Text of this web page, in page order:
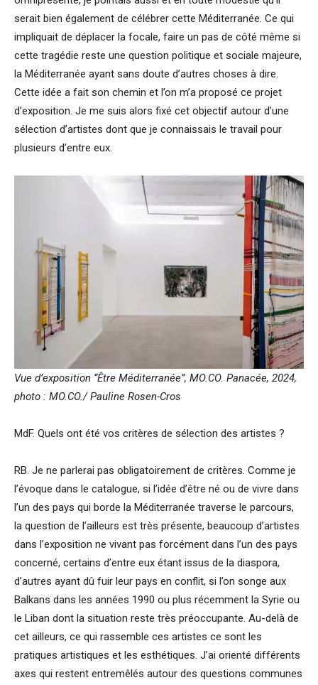
serait bien également de célébrer cette Méditerranée. Ce qui
impliquait de déplacer la focale, faire un pas de côté même si
cette tragédie reste une question politique et sociale majeure,
la Méditerranée ayant sans doute d’autres choses à dire.
Cette idée a fait son chemin et l’on m’a proposé ce projet
d’exposition. Je me suis alors fixé cet objectif autour d’une
sélection d’artistes dont que je connaissais le travail pour
plusieurs d’entre eux.
Vue d’exposition “Être Méditerranée”, MO.CO. Panacée, 2024,
photo : MO.CO./ Pauline Rosen-Cros
MdF. Quels ont été vos critères de sélection des artistes ?
RB. Je ne parlerai pas obligatoirement de critères. Comme je
l’évoque dans le catalogue, si l’idée d’être né ou de vivre dans
l’un des pays qui borde la Méditerranée traverse le parcours,
la question de l’ailleurs est très présente, beaucoup d’artistes
dans l’exposition ne vivant pas forcément dans l’un des pays
concerné, certains d’entre eux étant issus de la diaspora,
d’autres ayant dû fuir leur pays en conflit, si l’on songe aux
Balkans dans les années 1990 ou plus récemment la Syrie ou
le Liban dont la situation reste très préoccupante. Au-delà de
cet ailleurs, ce qui rassemble ces artistes ce sont les
pratiques artistiques et les esthétiques. J’ai orienté différents
axes qui restent entremêlés autour des questions communes